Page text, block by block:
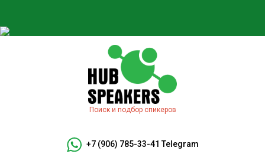
Поиск и подбор спикеров
+7 (906) 785-33-41 Telegram